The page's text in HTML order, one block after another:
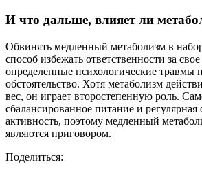
И что дальше, влияет ли
Обвинять медленный метаболизм в
способ избежать ответственности за
определенные психологические травмы
обстоятельство. Хотя метаболизм
вес, он играет второстепенную роль.
сбалансированное питание и регулярная
активность, поэтому медленный
являются приговором.
Поделиться: